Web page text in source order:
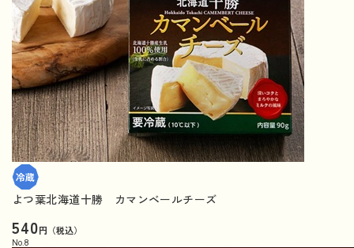
よつ葉北海道十勝 カマンベールチーズ
540円（税込）
No. 8